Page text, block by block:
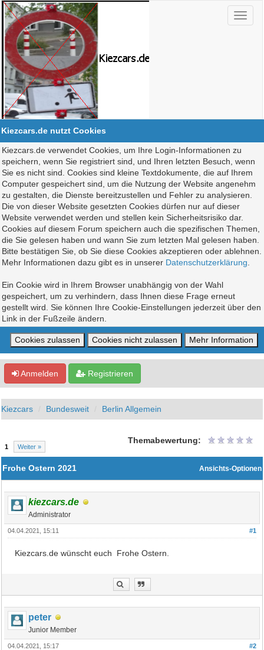
Kiezcars.de nutzt Cookies
Kiezcars.de verwendet Cookies, um Ihre Login-Informationen zu
speichern, wenn Sie registriert sind, und Ihren letzten Besuch, wenn
Sie es nicht sind. Cookies sind kleine Textdokumente, die auf Ihrem
Computer gespeichert sind, um die Nutzung der Website angenehm
zu gestalten, die Dienste bereitzustellen und Fehler zu analysieren.
Die von dieser Website gesetzten Cookies dürfen nur auf dieser
Website verwendet werden und stellen kein Sicherheitsrisiko dar.
Cookies auf diesem Forum speichern auch die spezifischen Themen,
die Sie gelesen haben und wann Sie zum letzten Mal gelesen haben.
Bitte bestätigen Sie, ob Sie diese Cookies akzeptieren oder ablehnen.
Mehr Informationen dazu gibt es in unserer Datenschutzerklärung
Ein Cookie wird in Ihrem Browser unabhängig von der Wahl
gespeichert, um zu verhindern, dass Ihnen diese Frage erneut
gestellt wird. Sie können Ihre Cookie-Einstellungen jederzeit über den
Link in der Fußzeile ändern.
Anmelden Registrieren
Kiezcars Bundesweit Berlin Allgemein
1 Weiter »
Themabewertung:
Ansichts-Optionen
Frohe Ostern 2021
kiezcars.de
Administrator
#1
04.04.2021, 15:11
Kiezcars.de wünscht euch Frohe Ostern.
peter
Junior Member
#2
04.04.2021, 15:17